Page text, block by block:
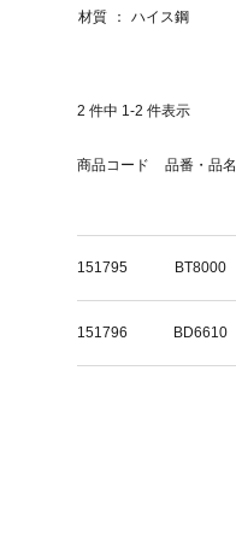
材質 ハイス鋼
2 件中 1-2 件表示
商品コード 品番・品名
151795 BT8000
151796 BD6610